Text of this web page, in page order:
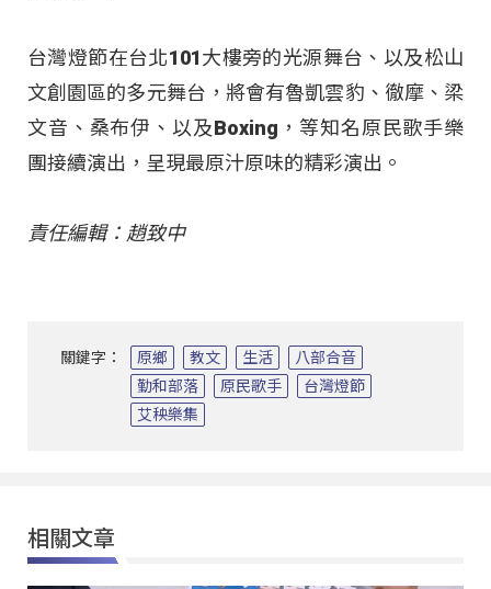
台灣燈節在台北101大樓旁的光源舞台、以及松山
文創園區的多元舞台，將會有魯凱雲豹、徹摩、梁
文音、桑布伊、以及Boxing，等知名原民歌手樂
團接續演出，呈現最原汁原味的精彩演出。
責任編輯：趙致中
關鍵字： 原鄉 教文 生活
八部合音
勤和部落
原民歌手
台灣燈節
艾秧樂集
相關文章